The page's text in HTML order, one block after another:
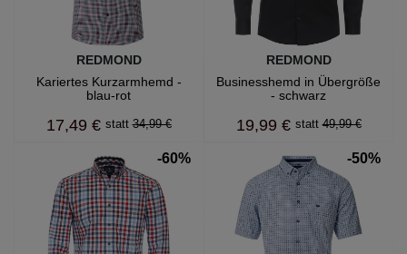
REDMOND
Kariertes Kurzarmhemd -
blau-rot
17,49 € 34,99 €
REDMOND
Businesshemd in Übergröße
- schwarz
19,99 € 49,99 €
-60% -50%